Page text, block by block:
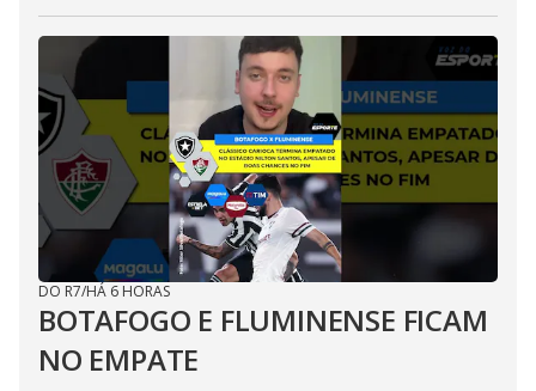
DO R7/HÁ 6 HORAS
BOTAFOGO E FLUMINENSE FICAM
NO EMPATE